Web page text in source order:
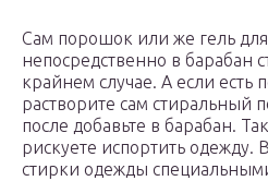
Сам порошок или же гель
непосредственно в барабан
крайнем случае. А если есть
растворите сам стиральный
после добавьте в барабан.
рискуете испортить одежду.
стирки одежды